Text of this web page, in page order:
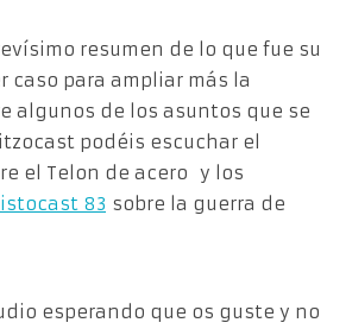
resumen de lo que fue su
caso para ampliar más la
algunos de los asuntos que se
podéis escuchar el
el Telon de acero y los
83 sobre la guerra de
esperando que os guste y no